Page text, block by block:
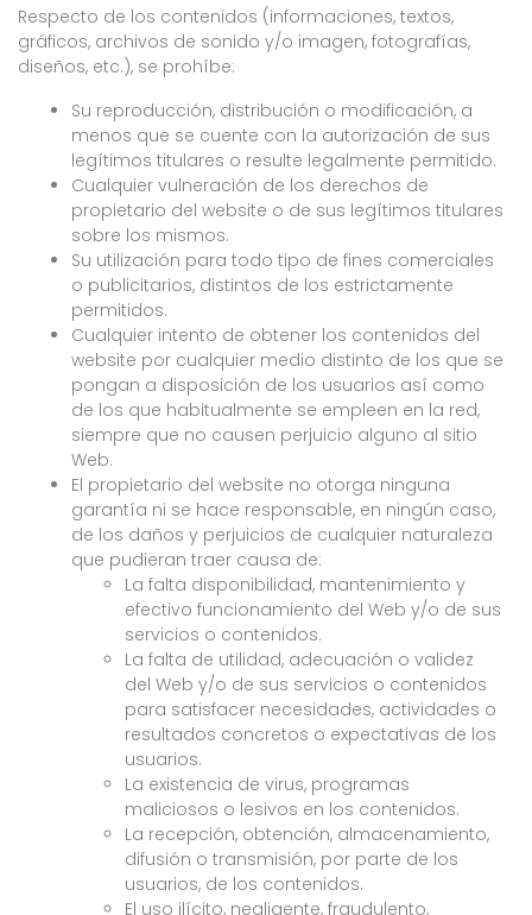
Respecto de los contenidos (informaciones, textos,
gráficos, archivos de sonido y/o imagen, fotografías,
diseños, etc.), se prohíbe:
Su reproducción, distribución o modificación, a
menos que se cuente con la autorización de sus
legítimos titulares o resulte legalmente permitido.
Cualquier vulneración de los derechos de
propietario del website o de sus legítimos titulares
sobre los mismos.
Su utilización para todo tipo de fines comerciales
o publicitarios, distintos de los estrictamente
permitidos.
Cualquier intento de obtener los contenidos del
website por cualquier medio distinto de los que se
pongan a disposición de los usuarios así como
de los que habitualmente se empleen en la red,
siempre que no causen perjuicio alguno al sitio
Web.
El propietario del website no otorga ninguna
garantía ni se hace responsable, en ningún caso,
de los daños y perjuicios de cualquier naturaleza
que pudieran traer causa de:
La falta disponibilidad, mantenimiento y
efectivo funcionamiento del Web y/o de sus
servicios o contenidos.
La falta de utilidad, adecuación o validez
del Web y/o de sus servicios o contenidos
para satisfacer necesidades, actividades o
resultados concretos o expectativas de los
usuarios.
La existencia de virus, programas
maliciosos o lesivos en los contenidos.
La recepción, obtención, almacenamiento,
difusión o transmisión, por parte de los
usuarios, de los contenidos.
El uso ilícito, negligente, fraudulento,